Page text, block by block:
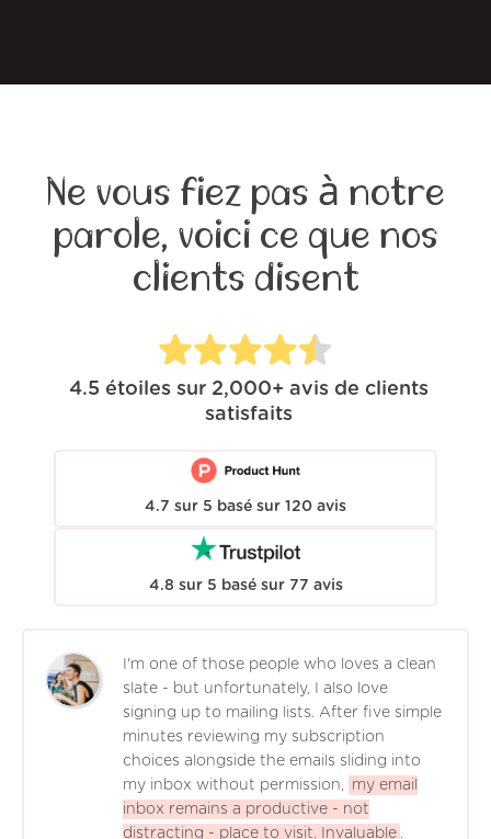
Ne vous fiez pas à notre
parole, voici ce que nos
clients disent
4.5 étoiles sur 2,000+ avis de clients
satisfaits
4.7 sur 5 basé sur 120 avis
4.8 sur 5 basé sur 77 avis
I'm one of those people who loves a clean
slate - but unfortunately, I also love
signing up to mailing lists. After five simple
minutes reviewing my subscription
choices alongside the emails sliding into
my inbox without permission,
my email
inbox remains a productive - not
distracting - place to visit. Invaluable